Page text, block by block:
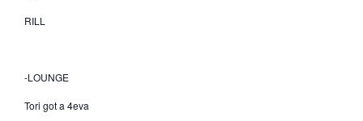
RILL
-LOUNGE
Tori got a 4eva